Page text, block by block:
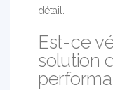
détail.
Est-ce
solution